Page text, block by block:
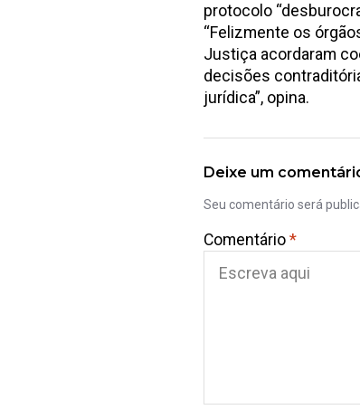
protocolo
“Felizmente os
Justiça acordaram
decisões
jurídica”, opina.
Deixe um
Seu comentário será
Comentário*